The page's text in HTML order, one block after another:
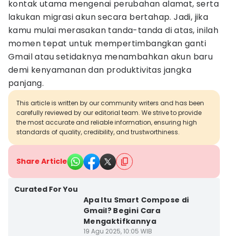
kontak utama mengenai perubahan alamat, serta
lakukan migrasi akun secara bertahap. Jadi, jika
kamu mulai merasakan tanda-tanda di atas, inilah
momen tepat untuk mempertimbangkan ganti
Gmail atau setidaknya menambahkan akun baru
demi kenyamanan dan produktivitas jangka
panjang.
This article is written by our community writers and has been
carefully reviewed by our editorial team. We strive to provide
the most accurate and reliable information, ensuring high
standards of quality, credibility, and trustworthiness.
Share Article
Curated For You
Apa Itu Smart Compose di
Gmail? Begini Cara
Mengaktifkannya
19 Agu 2025, 10:05 WIB